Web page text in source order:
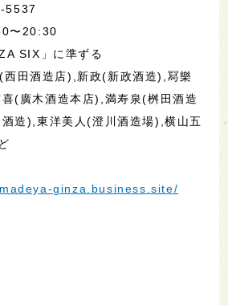
5537
〜20:30
SIX」に準ずる
西田酒造店),新政(新政酒造),冩樂
(廣木酒造本店),満寿泉(桝田酒造
造),東洋美人(澄川酒造場),横山五
ginza.business.site/